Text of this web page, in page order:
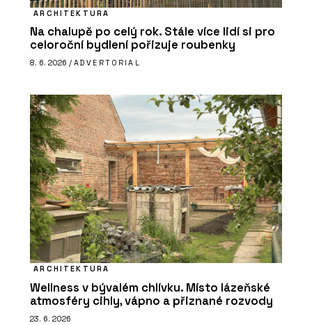
ARCHITEKTURA
Na chalupě po celý rok. Stále více lidí si pro
celoroční bydlení pořizuje roubenky
8. 6. 2026 / ADVERTORIAL
ARCHITEKTURA
Wellness v bývalém chlívku. Místo lázeňské
atmosféry cihly, vápno a přiznané rozvody
23. 6. 2026